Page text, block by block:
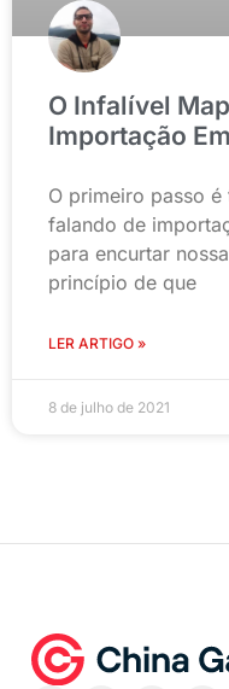
O Infalível
Importação
O primeiro passo é
falando de
para encurtar
princípio de que
LER ARTIGO »
8 de julho de 2021